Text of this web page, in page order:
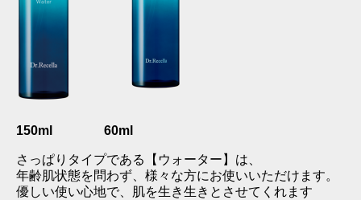
150ml 60ml
さっぱりタイプである【ウォーター】は、
年齢肌状態を問わず、様々な方にお使いいただけます。
優しい使い心地で、肌を生き生きとさせてくれます